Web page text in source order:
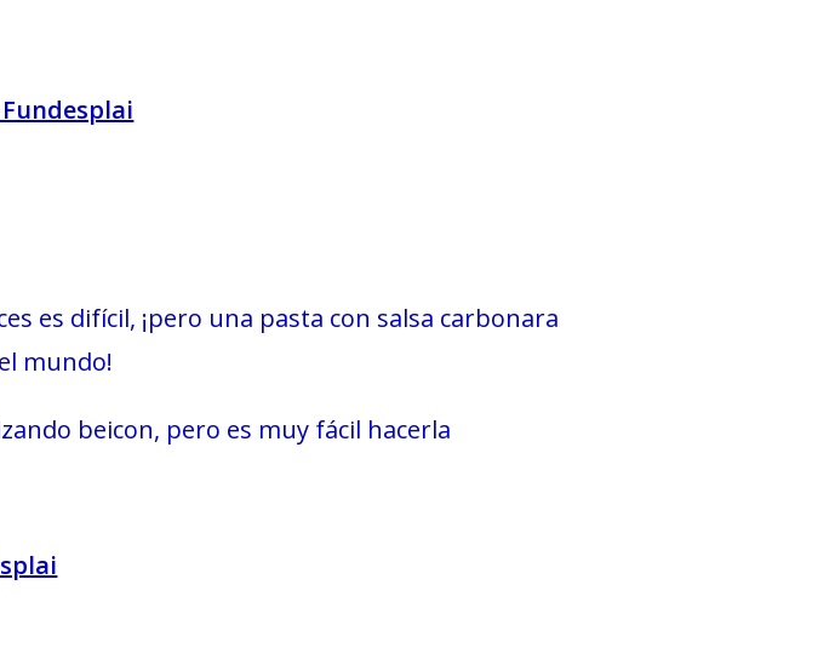
es difícil, ¡pero una pasta con salsa carbonara
mundo!
beicon, pero es muy fácil hacerla